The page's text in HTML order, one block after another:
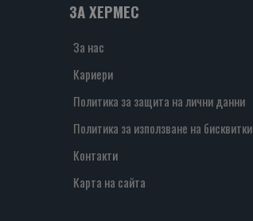
ЗА ХЕРМЕС
За нас
Кариери
Политика за защита на лични данни
Политика за използване на бисквитки
Контакти
Карта на сайта